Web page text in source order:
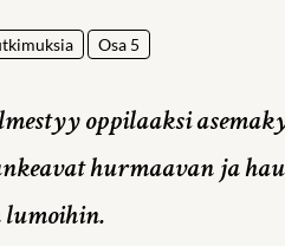
Osa 5
oppilaaksi
hurmaavan ja
lumoihin.